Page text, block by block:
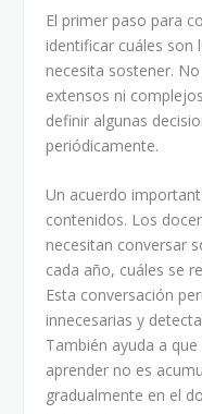
El primer paso para
identificar cuáles son
necesita sostener.
extensos ni
definir algunas
periódicamente.
Un acuerdo
contenidos. Los
necesitan conversar
cada año, cuáles se
Esta conversación
innecesarias y
También ayuda a
aprender no es
gradualmente en el